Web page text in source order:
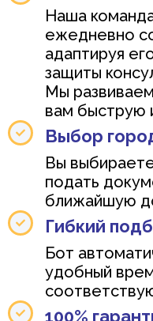
Наша
ежедневно
адаптируя
защиты
Мы
вам быструю
Выбор
Вы
подать
ближайшую
Гибкий
Бот
удобный
100%